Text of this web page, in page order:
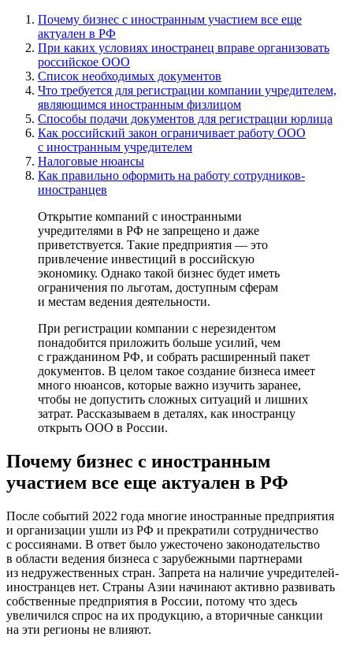
Почему бизнес с иностранным участием все еще
актуален в РФ
При каких условиях иностранец вправе организовать
российское ООО
Список необходимых документов
Что требуется для регистрации компании учредителем,
являющимся иностранным физлицом
Способы подачи документов для регистрации юрлица
Как российский закон ограничивает работу ООО
с иностранным учредителем
Налоговые нюансы
Как правильно оформить на работу сотрудников-
иностранцев
Открытие компаний с иностранными
учредителями в РФ не запрещено и даже
приветствуется. Такие предприятия — это
привлечение инвестиций в российскую
экономику. Однако такой бизнес будет иметь
ограничения по льготам, доступным сферам
и местам ведения деятельности.
При регистрации компании с нерезидентом
понадобится приложить больше усилий, чем
с гражданином РФ, и собрать расширенный пакет
документов. В целом такое создание бизнеса имеет
много нюансов, которые важно изучить заранее,
чтобы не допустить сложных ситуаций и лишних
затрат. Рассказываем в деталях, как иностранцу
открыть ООО в России.
Почему бизнес с иностранным
участием все еще актуален в РФ
После событий 2022 года многие иностранные предприятия
и организации ушли из РФ и прекратили сотрудничество
с россиянами. В ответ было ужесточено законодательство
в области ведения бизнеса с зарубежными партнерами
из недружественных стран. Запрета на наличие учредителей-
иностранцев нет. Страны Азии начинают активно развивать
собственные предприятия в России, потому что здесь
увеличился спрос на их продукцию, а вторичные санкции
на эти регионы не влияют.